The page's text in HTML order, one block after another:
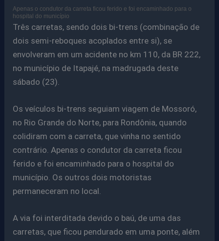
Apenas o condutor da carreta ficou ferido e foi encaminhado para o
hospital do município
Três carretas, sendo dois bi-trens (combinação de
dois semi-reboques acoplados entre si), se
envolveram em um acidente no km 110, da BR 222,
no município de Itapajé, na madrugada deste
sábado (23).
Os veículos bi-trens seguiam viagem de Mossoró,
no Rio Grande do Norte, para Rondônia, quando
colidiram com a carreta, que vinha no sentido
contrário. Apenas o condutor da carreta ficou
ferido e foi encaminhado para o hospital do
município. Os outros dois motoristas
permaneceram no local.
A via foi interditada devido o baú, de uma das
carretas, que ficou pendurado em uma ponte, além